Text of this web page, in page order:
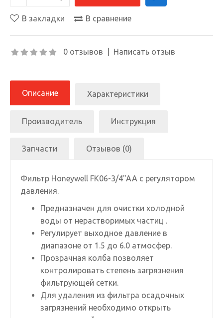
В закладки В сравнение
0 отзывов Написать отзыв
Описание Характеристики
Производитель Инструкция
Запчасти Отзывов (0)
Фильтр Honeywell FK06-3/4"AA с регулятором
давления.
Предназначен для очистки холодной
воды от нерастворимых частиц .
Регулирует выходное давление в
диапазоне от 1.5 до 6.0 атмосфер.
Прозрачная колба позволяет
контролировать степень загрязнения
фильтрующей сетки.
Для удаления из фильтра осадочных
загрязнений необходимо открыть